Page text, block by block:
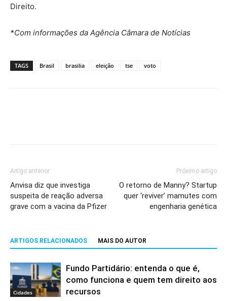
Direito.
*Com informações da Agência Câmara de Notícias
TAGS Brasil brasilia eleição tse voto
Artigo anterior
Anvisa diz que investiga
suspeita de reação adversa
grave com a vacina da Pfizer
Próximo artigo
O retorno de Manny? Startup
quer ‘reviver’ mamutes com
engenharia genética
ARTIGOS RELACIONADOS MAIS DO AUTOR
Cidades
Fundo Partidário: entenda o que é,
como funciona e quem tem direito aos
recursos